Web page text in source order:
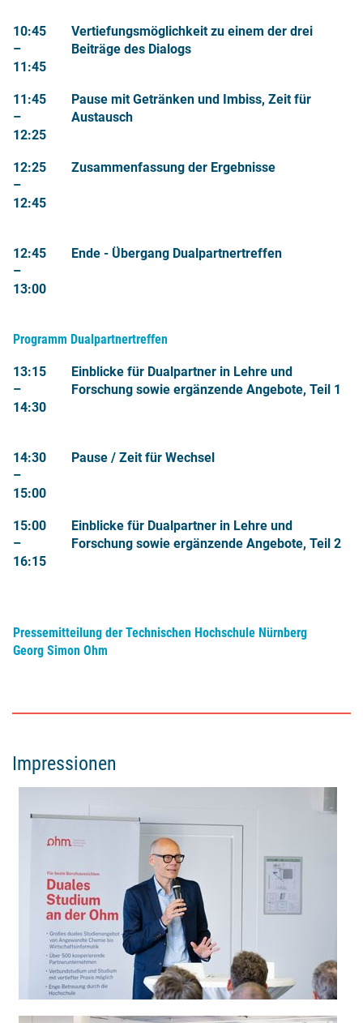
10:45
–
11:45
Vertiefungsmöglichkeit zu einem der drei
Beiträge des Dialogs
11:45
–
12:25
Pause mit Getränken und Imbiss, Zeit für
Austausch
12:25
–
12:45
Zusammenfassung der Ergebnisse
12:45
–
13:00
Ende - Übergang Dualpartnertreffen
Programm Dualpartnertreffen
13:15
–
14:30
Einblicke für Dualpartner in Lehre und
Forschung sowie ergänzende Angebote, Teil 1
14:30
–
15:00
Pause / Zeit für Wechsel
15:00
–
16:15
Einblicke für Dualpartner in Lehre und
Forschung sowie ergänzende Angebote, Teil 2
Pressemitteilung der Technischen Hochschule Nürnberg
Georg Simon Ohm
Impressionen